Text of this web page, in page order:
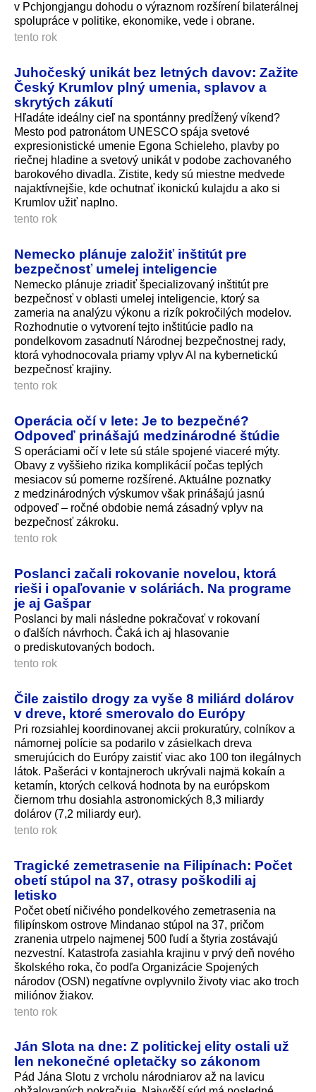
v Pchjongjangu dohodu o výraznom rozšírení bilaterálnej
spolupráce v politike, ekonomike, vede i obrane.
tento rok
Juhočeský unikát bez letných davov: Zažite
Český Krumlov plný umenia, splavov a
skrytých zákutí
Hľadáte ideálny cieľ na spontánny predĺžený víkend?
Mesto pod patronátom UNESCO spája svetové
expresionistické umenie Egona Schieleho, plavby po
riečnej hladine a svetový unikát v podobe zachovaného
barokového divadla. Zistite, kedy sú miestne medvede
najaktívnejšie, kde ochutnať ikonickú kulajdu a ako si
Krumlov užiť naplno.
tento rok
Nemecko plánuje založiť inštitút pre
bezpečnosť umelej inteligencie
Nemecko plánuje zriadiť špecializovaný inštitút pre
bezpečnosť v oblasti umelej inteligencie, ktorý sa
zameria na analýzu výkonu a rizík pokročilých modelov.
Rozhodnutie o vytvorení tejto inštitúcie padlo na
pondelkovom zasadnutí Národnej bezpečnostnej rady,
ktorá vyhodnocovala priamy vplyv AI na kybernetickú
bezpečnosť krajiny.
tento rok
Operácia očí v lete: Je to bezpečné?
Odpoveď prinášajú medzinárodné štúdie
S operáciami očí v lete sú stále spojené viaceré mýty.
Obavy z vyššieho rizika komplikácií počas teplých
mesiacov sú pomerne rozšírené. Aktuálne poznatky
z medzinárodných výskumov však prinášajú jasnú
odpoveď – ročné obdobie nemá zásadný vplyv na
bezpečnosť zákroku.
tento rok
Poslanci začali rokovanie novelou, ktorá
rieši i opaľovanie v soláriách. Na programe
je aj Gašpar
Poslanci by mali následne pokračovať v rokovaní
o ďalších návrhoch. Čaká ich aj hlasovanie
o prediskutovaných bodoch.
tento rok
Čile zaistilo drogy za vyše 8 miliárd dolárov
v dreve, ktoré smerovalo do Európy
Pri rozsiahlej koordinovanej akcii prokuratúry, colníkov a
námornej polície sa podarilo v zásielkach dreva
smerujúcich do Európy zaistiť viac ako 100 ton ilegálnych
látok. Pašeráci v kontajneroch ukrývali najmä kokaín a
ketamín, ktorých celková hodnota by na európskom
čiernom trhu dosiahla astronomických 8,3 miliardy
dolárov (7,2 miliardy eur).
tento rok
Tragické zemetrasenie na Filipínach: Počet
obetí stúpol na 37, otrasy poškodili aj
letisko
Počet obetí ničivého pondelkového zemetrasenia na
filipínskom ostrove Mindanao stúpol na 37, pričom
zranenia utrpelo najmenej 500 ľudí a štyria zostávajú
nezvestní. Katastrofa zasiahla krajinu v prvý deň nového
školského roka, čo podľa Organizácie Spojených
národov (OSN) negatívne ovplyvnilo životy viac ako troch
miliónov žiakov.
tento rok
Ján Slota na dne: Z politickej elity ostali už
len nekonečné opletačky so zákonom
Pád Jána Slotu z vrcholu národniarov až na lavicu